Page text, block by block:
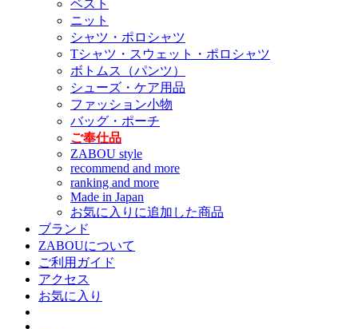
ベスト
ニット
シャツ・ポロシャツ
Tシャツ・スウェット・ポロシャツ
ボトムス（パンツ）
シューズ・ケア用品
ファッション小物
バッグ・ポーチ
ご奉仕品
ZABOU style
recommend and more
ranking and more
Made in Japan
お気に入りに追加した商品
ブランド
ZABOUについて
ご利用ガイド
アクセス
お気に入り